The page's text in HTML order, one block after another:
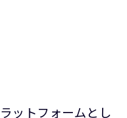
ットフォームとし